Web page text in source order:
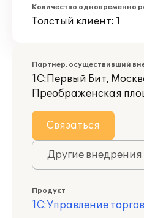
Количество одновременно
Толстый клиент: 1
Партнер, осуществивший
1С:Первый Бит,
Преображенская
Связаться
Другие
Продукт
1С:Управление